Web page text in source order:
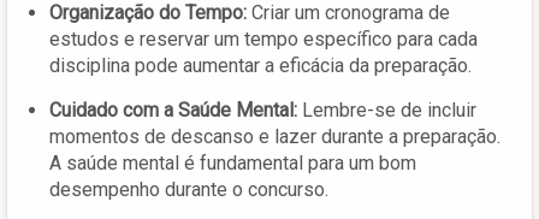
Organização do Tempo: Criar um cronograma de
estudos e reservar um tempo específico para cada
disciplina pode aumentar a eficácia da preparação.
Cuidado com a Saúde Mental: Lembre-se de incluir
momentos de descanso e lazer durante a preparação.
A saúde mental é fundamental para um bom
desempenho durante o concurso.